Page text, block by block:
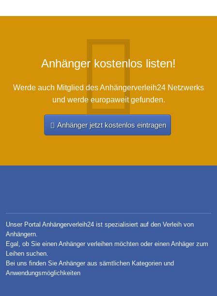
Anhänger kostenlos listen!
Werde auch Mitglied des Anhängerverleih24 Netzwerks
und werde europaweit gefunden.
Anhänger jetzt kostenlos eintragen
Unser Portal Anhängerverleih24 ist spezialisiert auf den Verleih von
Anhängern.
Egal, ob Sie einen Anhänger verleihen möchten oder einen Anhäger zum
Leihen suchen.
Bei uns finden Sie Anhänger aus sämtlichen Kategorien und
Anwendungsmöglichkeiten